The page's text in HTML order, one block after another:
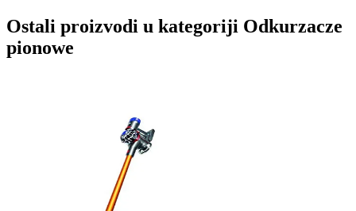
Ostali proizvodi u kategoriji Odkurzacze
pionowe